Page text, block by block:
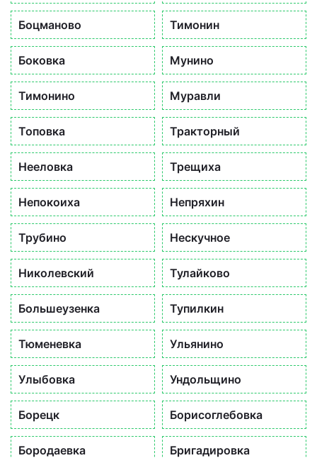
Боцманово Тимонин
Боковка Мунино
Тимонино Муравли
Топовка Тракторный
Нееловка Трещиха
Непокоиха Непряхин
Трубино Нескучное
Николевский Тулайково
Большеузенка Тупилкин
Тюменевка Ульянино
Улыбовка Ундольщино
Борецк Борисоглебовка
Бородаевка Бригадировка